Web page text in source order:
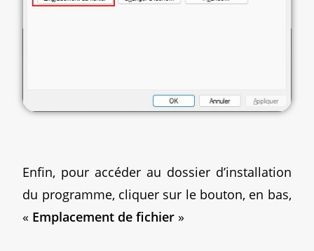
Enfin, pour accéder au dossier d’installation
du programme, cliquer sur le bouton, en bas,
« Emplacement de fichier »